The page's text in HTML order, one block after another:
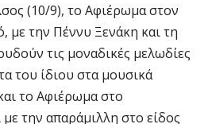
(10/9), το Αφιέρωμα στον
με την Πέννυ Ξενάκη και τη
τις μοναδικές μελωδίες
του ίδιου στα μουσικά
το Αφιέρωμα στο
την απαράμιλλη στο είδος